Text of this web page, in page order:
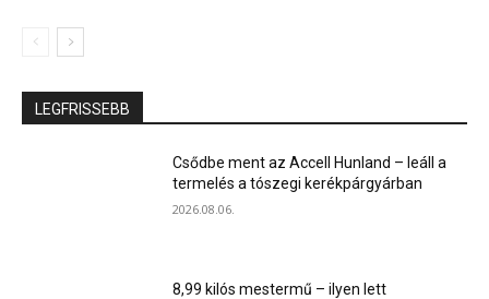
LEGFRISSEBB
Csődbe ment az Accell Hunland – leáll a
termelés a tószegi kerékpárgyárban
2026.08.06.
8,99 kilós mestermű – ilyen lett